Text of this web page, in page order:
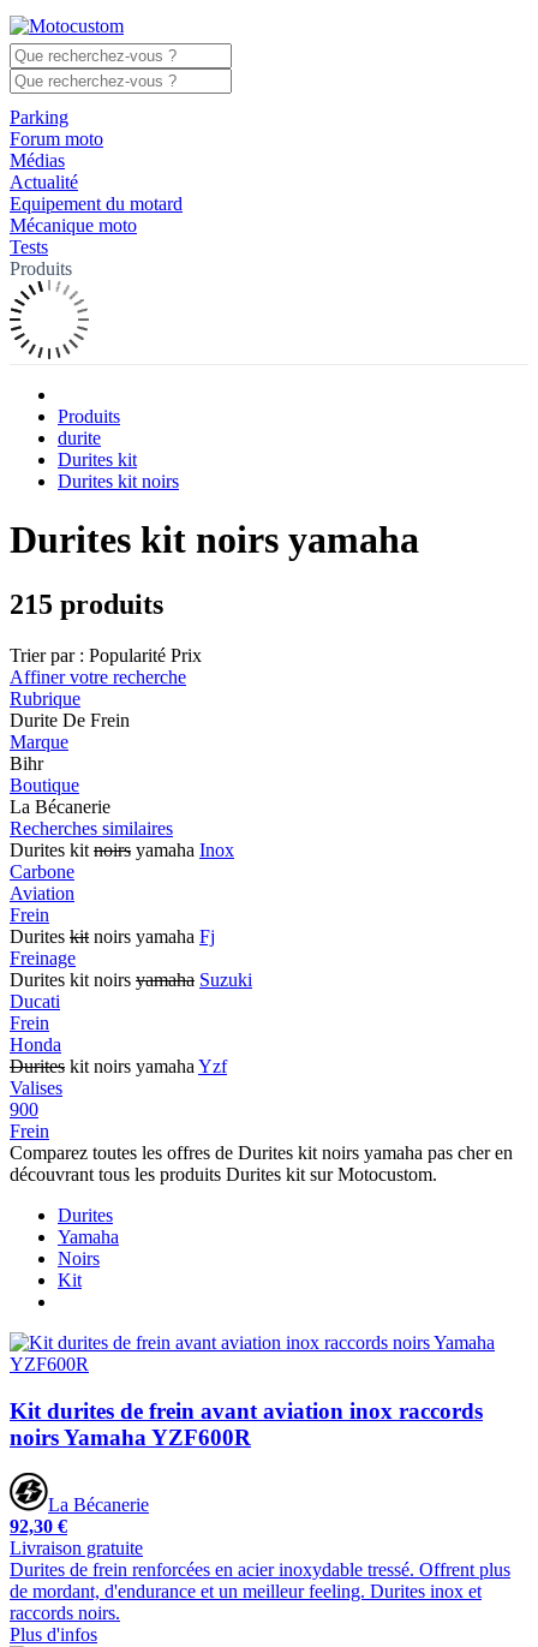
Parking
Forum moto
Médias
Actualité
Equipement du motard
Mécanique moto
Tests
Produits
Produits
durite
Durites kit
Durites kit noirs
Durites kit noirs yamaha
215 produits
Trier par : Popularité Prix
Affiner votre recherche
Rubrique
Durite De Frein
Marque
Bihr
Boutique
La Bécanerie
Recherches similaires
Durites kit noirs yamaha Inox
Carbone
Aviation
Frein
Durites kit noirs yamaha Fj
Freinage
Durites kit noirs yamaha Suzuki
Ducati
Frein
Honda
Durites kit noirs yamaha Yzf
Valises
900
Frein
Comparez toutes les offres de Durites kit noirs yamaha pas cher en
découvrant tous les produits Durites kit sur Motocustom.
Durites
Yamaha
Noirs
Kit
Kit durites de frein avant aviation inox raccords
noirs Yamaha YZF600R
La Bécanerie
92,30 €
Livraison gratuite
Durites de frein renforcées en acier inoxydable tressé. Offrent plus
de mordant, d'endurance et un meilleur feeling. Durites inox et
raccords noirs.
Plus d'infos